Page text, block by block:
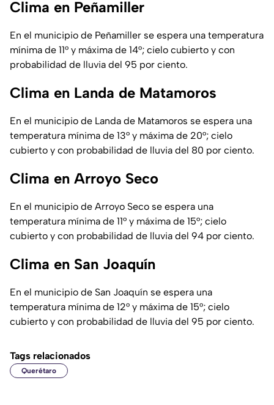
Clima en Peñamiller
En el municipio de Peñamiller se espera una temperatura
mínima de 11° y máxima de 14°; cielo cubierto y con
probabilidad de lluvia del 95 por ciento.
Clima en Landa de Matamoros
En el municipio de Landa de Matamoros se espera una
temperatura mínima de 13° y máxima de 20°; cielo
cubierto y con probabilidad de lluvia del 80 por ciento.
Clima en Arroyo Seco
En el municipio de Arroyo Seco se espera una
temperatura mínima de 11° y máxima de 15°; cielo
cubierto y con probabilidad de lluvia del 94 por ciento.
Clima en San Joaquín
En el municipio de San Joaquín se espera una
temperatura mínima de 12° y máxima de 15°; cielo
cubierto y con probabilidad de lluvia del 95 por ciento.
Tags relacionados
Querétaro